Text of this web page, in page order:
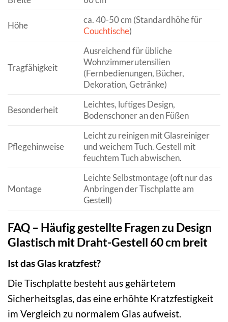
Höhe
ca. 40-50 cm (Standardhöhe für
Couchtische)
Tragfähigkeit
Ausreichend für übliche
Wohnzimmerutensilien
(Fernbedienungen, Bücher,
Dekoration, Getränke)
Besonderheit
Leichtes, luftiges Design,
Bodenschoner an den Füßen
Pflegehinweise
Leicht zu reinigen mit Glasreiniger
und weichem Tuch. Gestell mit
feuchtem Tuch abwischen.
Montage
Leichte Selbstmontage (oft nur das
Anbringen der Tischplatte am
Gestell)
FAQ – Häufig gestellte Fragen zu Design
Glastisch mit Draht-Gestell 60 cm breit
Ist das Glas kratzfest?
Die Tischplatte besteht aus gehärtetem
Sicherheitsglas, das eine erhöhte Kratzfestigkeit
im Vergleich zu normalem Glas aufweist.